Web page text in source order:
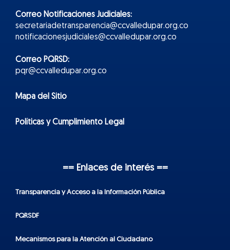
Correo Notificaciones Judiciales:
secretariadetransparencia@ccvalledupar.org.co
notificacionesjudiciales@ccvalledupar.org.co
Correo PQRSD:
pqr@ccvalledupar.org.co
Mapa del Sitio
Políticas y Cumplimiento Legal
== Enlaces de interés ==
Transparencia y Acceso a la Información Pública
PQRSDF
Mecanismos para la Atención al Ciudadano